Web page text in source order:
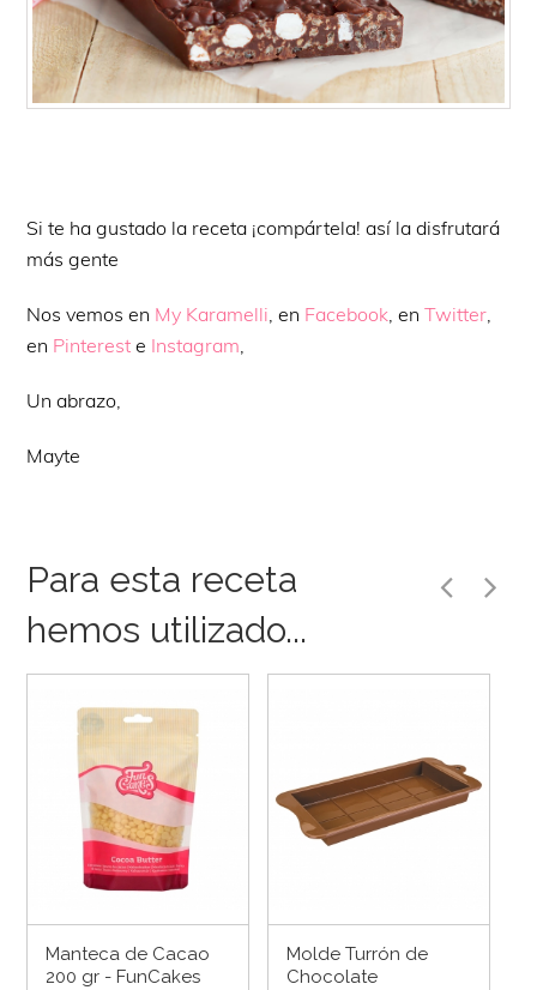
Si te ha gustado la receta ¡compártela! así la disfrutará
más gente
Nos vemos en My Karamelli, en Facebook, enTwitter,
en Pinterest e Instagram,
Un abrazo,
Mayte
Para esta receta
hemos utilizado...
Manteca de Cacao
200 gr - FunCakes
Molde Turrón de
Chocolate